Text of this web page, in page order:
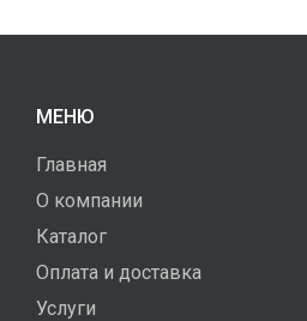
МЕНЮ
Главная
О компании
Оплата и доставка
Каталог
Услуги